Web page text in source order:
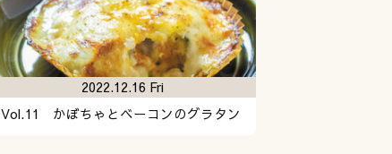
Vol.11 かぼちゃとベーコンのグラタン
2022.12.16 Fri